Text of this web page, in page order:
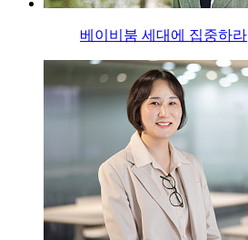
베이비붐 세대에 집중하라